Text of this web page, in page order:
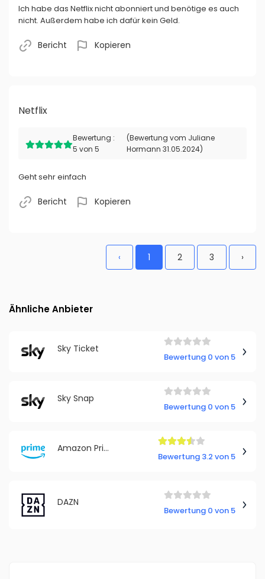
Ich habe das Netflix nicht abonniert und benötige es auch
nicht. Außerdem habe ich dafür kein Geld.
Bericht Kopieren
Netflix
Bewertung :
5 von 5
(Bewertung vom Juliane
Hormann 31.05.2024)
Geht sehr einfach
Bericht Kopieren
‹ 1 2 3 ›
Ähnliche Anbieter
Sky Ticket
Bewertung 0 von 5
Sky Snap
Bewertung 0 von 5
Amazon Prime
Bewertung 3.2 von 5
DAZN
Bewertung 0 von 5